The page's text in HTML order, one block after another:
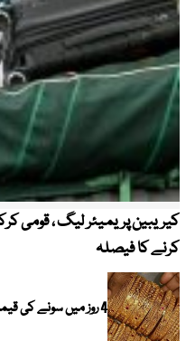
کرنے کا فیصلہ
4 روز میں سونے کی قیمت میں بڑا اضافہ